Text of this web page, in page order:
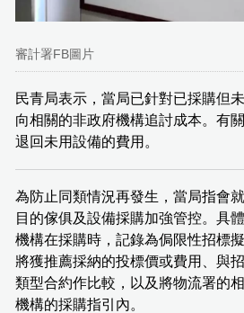
審計署FB圖片
民青局表示，當局已針對已採購但
向相關的非政府機構追討成本。有
退回未用設備的費用。
為防止同類情況再發生，當局指會
目的傢俱及設備採購加強管控。具
機構在採購時，記錄為侷限性招標
將獲推薦採納的投標價或費用、與
類型合約作比較，以及將物流署的
機構的採購指引內。